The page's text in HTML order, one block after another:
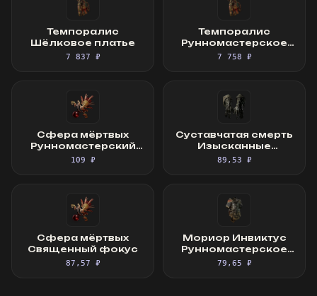
Темпоралис
Шёлковое платье
7 837 ₽
Темпоралис
Рунномастерское
Шёлковое платье
7 758 ₽
Сфера мёртвых
Рунномастерский
Священный фокус
109 ₽
Суставчатая смерть
Изысканные
перчатки
89,53 ₽
Сфера мёртвых
Священный фокус
87,57 ₽
Мориор Инвиктус
Рунномастерское
Великолепное
79,65 ₽